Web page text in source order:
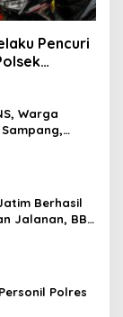
Pencuri
Warga
Berhasil
Jalanan, BB
Diamankan
Polres